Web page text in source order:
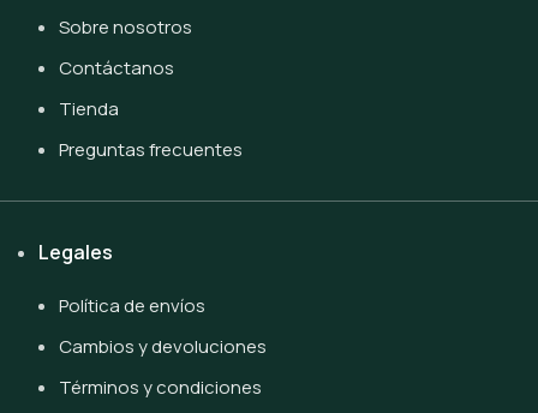
Sobre nosotros
Contáctanos
Tienda
Preguntas frecuentes
Legales
Política de envíos
Cambios y devoluciones
Términos y condiciones